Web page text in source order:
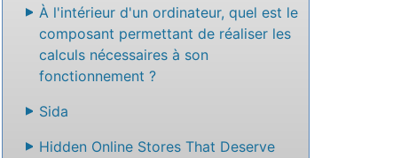
À l'intérieur d'un ordinateur, quel est le
composant permettant de réaliser les
calculs nécessaires à son
fonctionnement ?
Sida
Hidden Online Stores That Deserve